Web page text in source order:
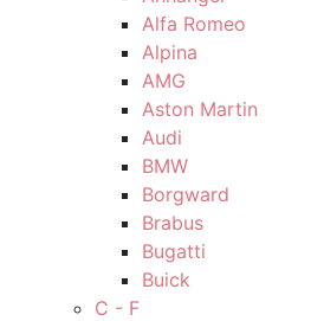
Alfa Romeo
Alpina
AMG
Aston Martin
Audi
BMW
Borgward
Brabus
Bugatti
Buick
C - F